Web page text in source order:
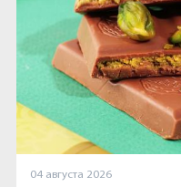
04 августа 2026